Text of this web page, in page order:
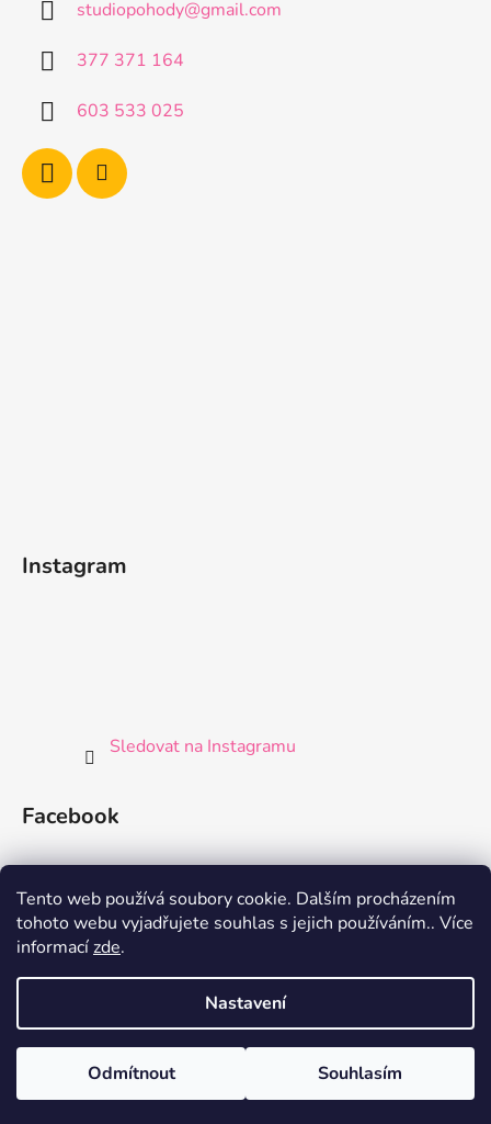
Tento web používá soubory cookie. Dalším procházením
tohoto webu vyjadřujete souhlas s jejich používáním.. Více
informacízde.
Nastavení
Odmítnout Souhlasím
studiopohody@gmail.com
377 371 164
603 533 025
Instagram
Sledovat na Instagramu
Facebook
Vytvořil Shoptet
Copyright 2026Germaine de Capuccini Shop. Všechna
práva vyhrazena.